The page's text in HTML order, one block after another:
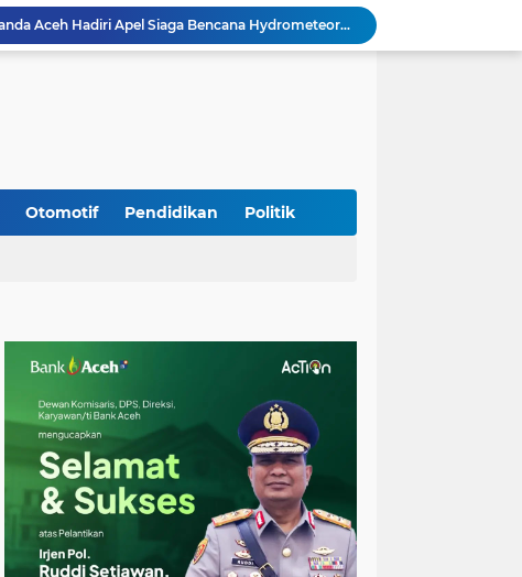
Kasdim 0101/Kota Banda Aceh Hadiri Apel Siaga Bencana Hydrometeorologi 2026, Perkuat Kesiapsiagaan Hadapi Ancaman Kekeringan
Koramil Seulimeum Hadiri Rapat Persiapan HUT Ke-81 Kemerdekaan RI Tingkat Kecamatan
Kapolda Aceh Tinjau Kerusakan Rumah Dinas Aspol Lamteumen I Akibat Angin Kencang Disertai Hujan
Otomotif Pendidikan Politik